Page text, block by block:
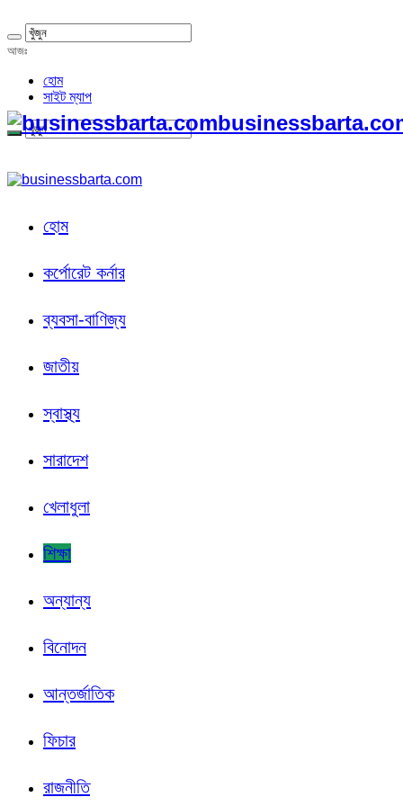
আজঃ
হোম
সাইট ম্যাপ
হোম
কর্পোরেট কর্নার
ব্যবসা-বাণিজ্য
জাতীয়
স্বাস্থ্য
সারাদেশ
খেলাধুলা
শিক্ষা
অন্যান্য
বিনোদন
আন্তর্জাতিক
ফিচার
রাজনীতি